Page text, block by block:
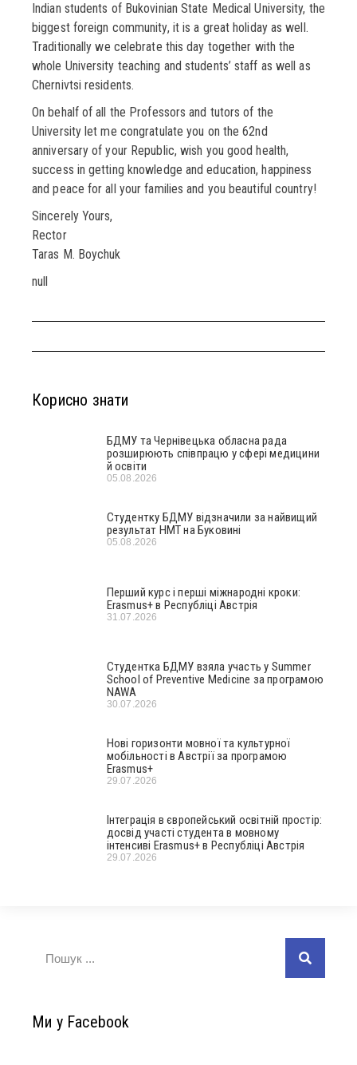
Indian students of Bukovinian State Medical University, the
biggest foreign community, it is a great holiday as well.
Traditionally we celebrate this day together with the
whole University teaching and students’ staff as well as
Chernivtsi residents.
On behalf of all the Professors and tutors of the
University let me congratulate you on the 62nd
anniversary of your Republic, wish you good health,
success in getting knowledge and education, happiness
and peace for all your families and you beautiful country!
Sincerely Yours,
Rector
Taras M. Boychuk
null
Корисно знати
БДМУ та Чернівецька обласна рада
розширюють співпрацю у сфері медицини
й освіти
05.08.2026
Студентку БДМУ відзначили за найвищий
результат НМТ на Буковині
05.08.2026
Перший курс і перші міжнародні кроки:
Erasmus+ в Республіці Австрія
31.07.2026
Студентка БДМУ взяла участь у Summer
School of Preventive Medicine за програмою
NAWA
30.07.2026
Нові горизонти мовної та культурної
мобільності в Австрії за програмою
Erasmus+
29.07.2026
Інтеграція в європейський освітній простір:
досвід участі студента в мовному
інтенсиві Erasmus+ в Республіці Австрія
29.07.2026
Ми у Facebook